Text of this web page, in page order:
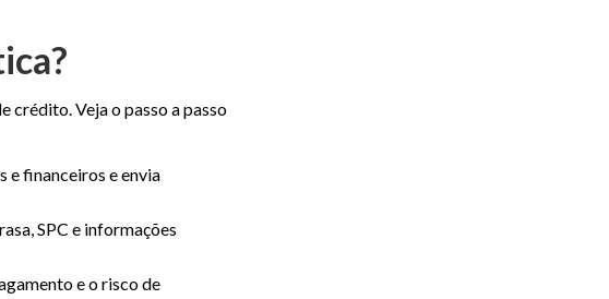
crédito. Veja o passo a passo
e financeiros e envia
SPC e informações
e o risco de